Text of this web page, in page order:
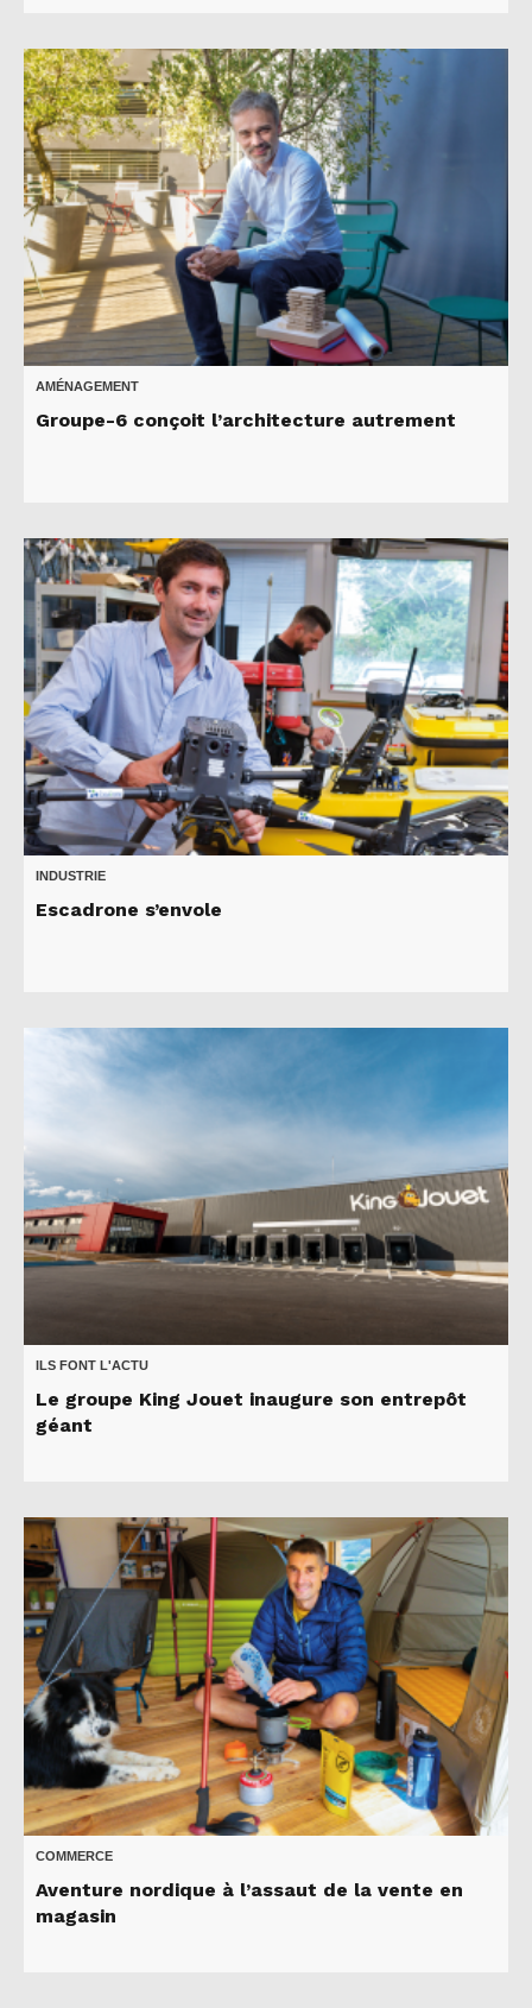
AMÉNAGEMENT
Groupe-6 conçoit l’architecture autrement
INDUSTRIE
Escadrone s’envole
ILS FONT L'ACTU
Le groupe King Jouet inaugure son entrepôt
géant
COMMERCE
Aventure nordique à l’assaut de la vente en
magasin